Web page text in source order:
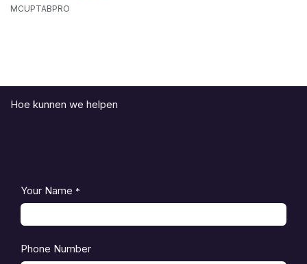
MCUPTABPRO
Hoe kunnen we helpen
Your Name *
Phone Number